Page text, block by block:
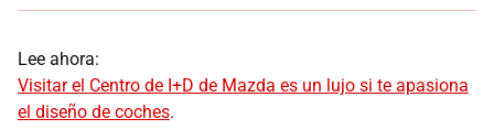
Lee ahora:
Visitar el Centro de I+D de Mazda es un lujo si te apasiona
el diseño de coches.